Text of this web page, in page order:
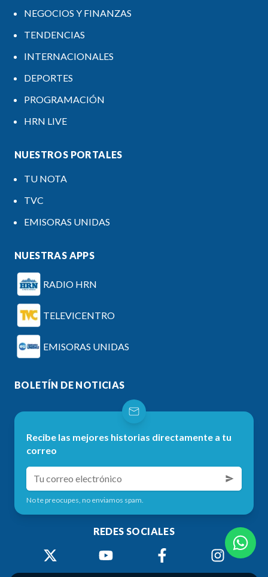
NEGOCIOS Y FINANZAS
TENDENCIAS
INTERNACIONALES
DEPORTES
PROGRAMACIÓN
HRN LIVE
NUESTROS PORTALES
TU NOTA
TVC
EMISORAS UNIDAS
NUESTRAS APPS
RADIO HRN
TELEVICENTRO
EMISORAS UNIDAS
BOLETÍN DE NOTICIAS
Recibe las mejores historias directamente a tu
correo
No te preocupes, no enviamos spam.
REDES SOCIALES